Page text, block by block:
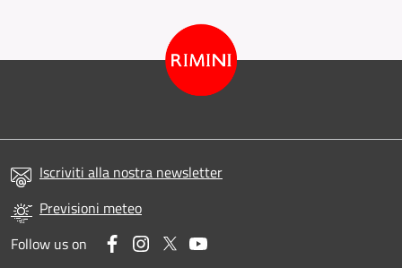
Iscriviti alla nostra newsletter
Previsioni meteo
Follow us on
FacebookInstagram
Twitter